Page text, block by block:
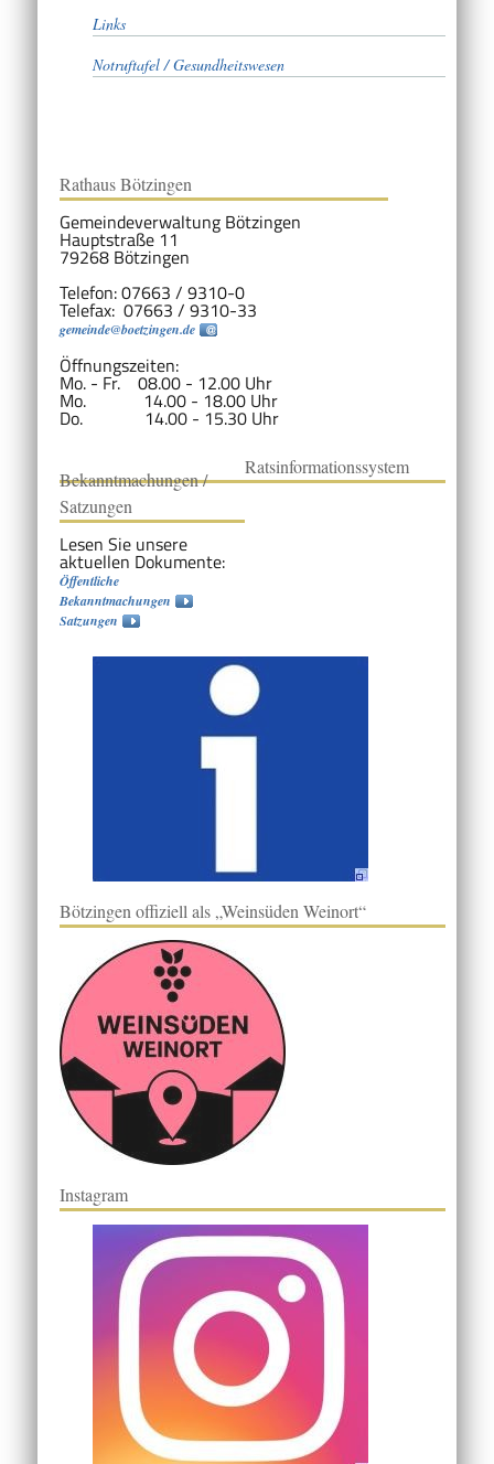
Links
Notruftafel / Gesundheitswesen
Rathaus Bötzingen
Gemeindeverwaltung Bötzingen
Hauptstraße 11
79268 Bötzingen
Telefon: 07663 / 9310-0
Telefax: 07663 / 9310-33
gemeinde@boetzingen.de
Öffnungszeiten:
Mo. - Fr. 08.00 - 12.00 Uhr
Mo. 14.00 - 18.00 Uhr
Do. 14.00 - 15.30 Uhr
Bekanntmachungen /
Satzungen
Lesen Sie unsere
aktuellen Dokumente:
Öffentliche
Bekanntmachungen
Satzungen
Ratsinformationssystem
Bötzingen offiziell als „Weinsüden Weinort“
Instagram